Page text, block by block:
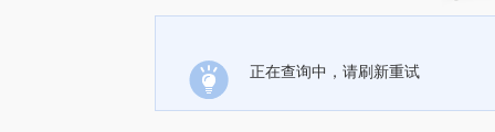
正在查询中，请刷新重试